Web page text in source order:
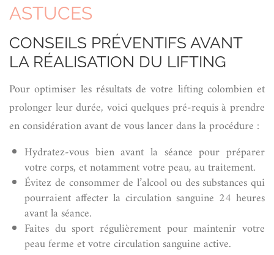
ASTUCES
CONSEILS PRÉVENTIFS AVANT
LA RÉALISATION DU LIFTING
Pour optimiser les résultats de votre lifting colombien et
prolonger leur durée, voici quelques pré-requis à prendre
en considération avant de vous lancer dans la procédure :
Hydratez-vous bien avant la séance pour préparer
votre corps, et notamment votre peau, au traitement.
Évitez de consommer de l’alcool ou des substances qui
pourraient affecter la circulation sanguine 24 heures
avant la séance.
Faites du sport régulièrement pour maintenir votre
peau ferme et votre circulation sanguine active.